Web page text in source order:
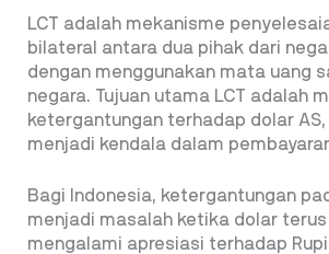
LCT adalah mekanisme
bilateral antara dua pihak dari
dengan menggunakan mata uang
negara. Tujuan utama LCT adalah
ketergantungan terhadap dolar
menjadi kendala dalam
Bagi Indonesia, ketergantungan
menjadi masalah ketika dolar
mengalami apresiasi terhadap